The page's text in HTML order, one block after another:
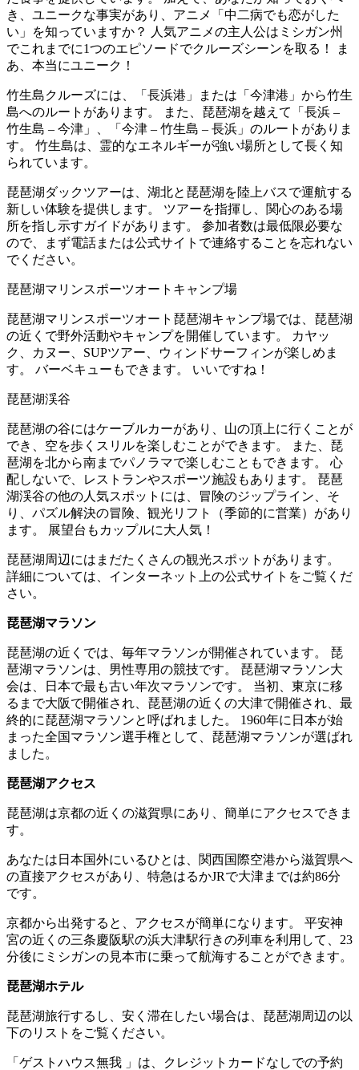
き、ユニークな事実があり、アニメ「中二病でも恋がした
い」を知っていますか？ 人気アニメの主人公はミシガン州
でこれまでに1つのエピソードでクルーズシーンを取る！ ま
あ、本当にユニーク！
竹生島クルーズには、「長浜港」または「今津港」から竹生
島へのルートがあります。 また、琵琶湖を越えて「長浜 –
竹生島 – 今津」、「今津 – 竹生島 – 長浜」のルートがありま
す。 竹生島は、霊的なエネルギーが強い場所として長く知
られています。
琵琶湖ダックツアーは、湖北と琵琶湖を陸上バスで運航する
新しい体験を提供します。 ツアーを指揮し、関心のある場
所を指し示すガイドがあります。 参加者数は最低限必要な
ので、まず電話または公式サイトで連絡することを忘れない
でください。
琵琶湖マリンスポーツオートキャンプ場
琵琶湖マリンスポーツオート琵琶湖キャンプ場では、琵琶湖
の近くで野外活動やキャンプを開催しています。 カヤッ
ク、カヌー、SUPツアー、ウィンドサーフィンが楽しめま
す。 バーベキューもできます。 いいですね！
琵琶湖渓谷
琵琶湖の谷にはケーブルカーがあり、山の頂上に行くことが
でき、空を歩くスリルを楽しむことができます。 また、琵
琶湖を北から南までパノラマで楽しむこともできます。 心
配しないで、レストランやスポーツ施設もあります。 琵琶
湖渓谷の他の人気スポットには、冒険のジップライン、そ
り、パズル解決の冒険、観光リフト（季節的に営業）があり
ます。 展望台もカップルに大人気！
琵琶湖周辺にはまだたくさんの観光スポットがあります。
詳細については、インターネット上の公式サイトをご覧くだ
さい。
琵琶湖マラソン
琵琶湖の近くでは、毎年マラソンが開催されています。 琵
琶湖マラソンは、男性専用の競技です。 琵琶湖マラソン大
会は、日本で最も古い年次マラソンです。 当初、東京に移
るまで大阪で開催され、琵琶湖の近くの大津で開催され、最
終的に琵琶湖マラソンと呼ばれました。 1960年に日本が始
まった全国マラソン選手権として、琵琶湖マラソンが選ばれ
ました。
琵琶湖アクセス
琵琶湖は京都の近くの滋賀県にあり、簡単にアクセスできま
す。
あなたは日本国外にいるひとは、関西国際空港から滋賀県へ
の直接アクセスがあり、特急はるかJRで大津までは約86分
です。
京都から出発すると、アクセスが簡単になります。 平安神
宮の近くの三条慶阪駅の浜大津駅行きの列車を利用して、23
分後にミシガンの見本市に乗って航海することができます。
琵琶湖ホテル
琵琶湖旅行するし、安く滞在したい場合は、琵琶湖周辺の以
下のリストをご覧ください。
「ゲストハウス無我 」は、クレジットカードなしでの予約